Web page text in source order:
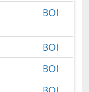
BOI
BOI
BOI
BOI